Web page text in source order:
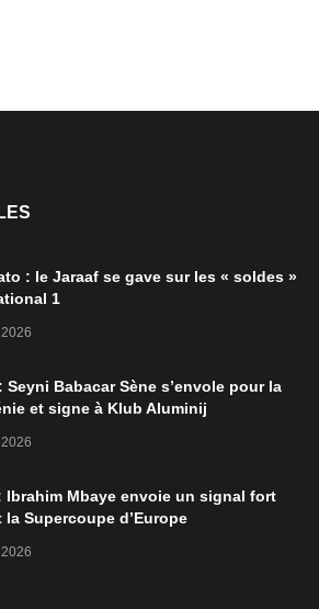
: le Jaraaf se gave sur les « soldes »
1
Seyni Babacar Sène s’envole pour la
et signe à Klub Aluminij
Ibrahim Mbaye envoie un signal fort
la Supercoupe d’Europe